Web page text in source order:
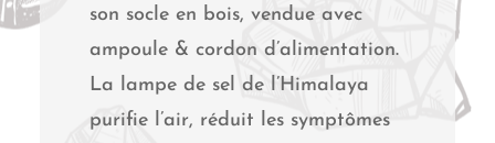
son socle en bois, vendue avec
ampoule & cordon d’alimentation.
La lampe de sel de l’Himalaya
purifie l’air, réduit les symptômes